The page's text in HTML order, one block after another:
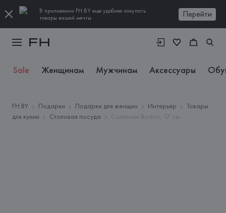
В приложении FH.BY еще удобнее покупать
товары вашей мечты
Перейти
Sale Женщинам Мужчинам Аксессуары
FH.BY Подарки Подарки для женщин Интерьер
Товары
для кухни
Столовая посуда Салатник Boston, 17 см